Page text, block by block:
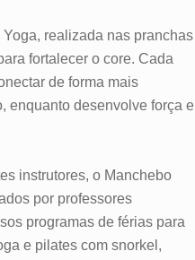
realizada nas pranchas
fortalecer o core. Cada
de forma mais
enquanto desenvolve força e
instrutores, o Manchebo
por professores
programas de férias para
e pilates com snorkel,